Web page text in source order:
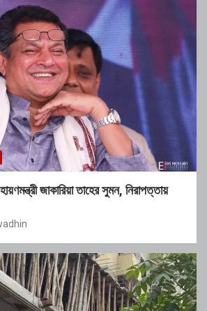
জাকারিয়া তাহের সুমন, নিরাপত্তায়